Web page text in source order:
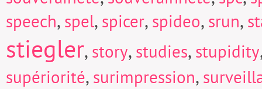
speech, spel, spicer, spideo, srun,
stiegler, story, studies, stupidity
supériorité, surimpression,